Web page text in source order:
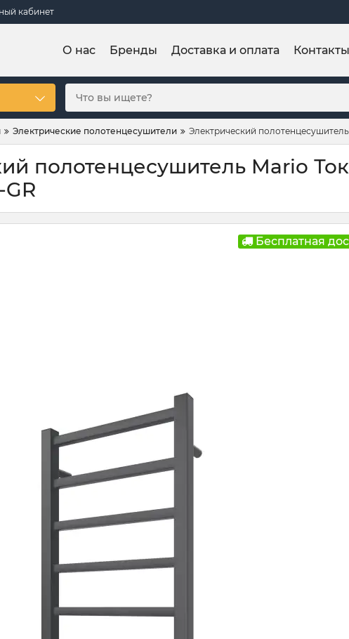
кабинет
О нас Бренды Доставка и оплата Контакты
Электрические полотенцесушители Электрический
полотенцесушитель Mario
GR
Бесплатная